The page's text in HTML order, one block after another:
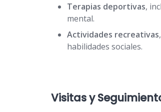
Terapias deportivas,
mental.
Actividades recreativas
habilidades sociales.
Visitas y